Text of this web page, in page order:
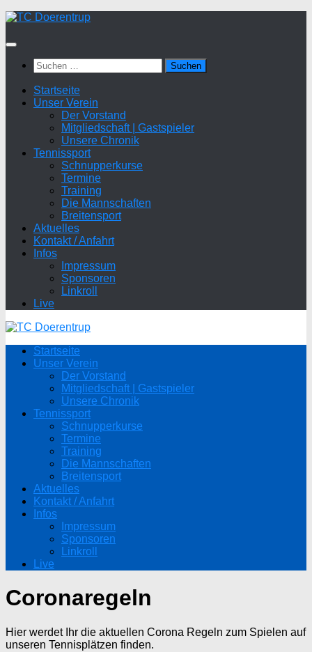
Zum
springen
Suchen
nach:
Startseite
Unser Verein
Der Vorstand
Mitgliedschaft | Gastspieler
Unsere Chronik
Tennissport
Schnupperkurse
Termine
Training
Die Mannschaften
Breitensport
Aktuelles
Kontakt / Anfahrt
Infos
Impressum
Sponsoren
Linkroll
Live
Startseite
Unser Verein
Der Vorstand
Mitgliedschaft | Gastspieler
Unsere Chronik
Tennissport
Schnupperkurse
Termine
Training
Die Mannschaften
Breitensport
Aktuelles
Kontakt / Anfahrt
Infos
Impressum
Sponsoren
Linkroll
Live
Coronaregeln
Hier werdet Ihr die aktuellen Corona Regeln zum Spielen auf
unseren Tennisplätzen finden.